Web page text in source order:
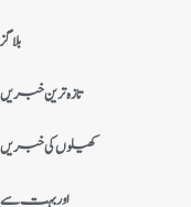
بلاگز
تازہ ترین خبریں
کھیلوں کی خبریں
اور بہت سے